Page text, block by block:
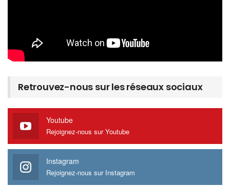
Retrouvez-nous sur les réseaux sociaux
Youtube
Rejoignez-nous sur Youtube
Instagram
Rejoignez-nous sur Instagram